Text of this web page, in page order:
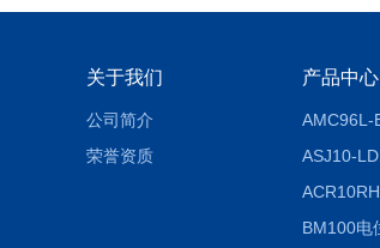
关于我们
公司简介
荣誉资质
产品中心